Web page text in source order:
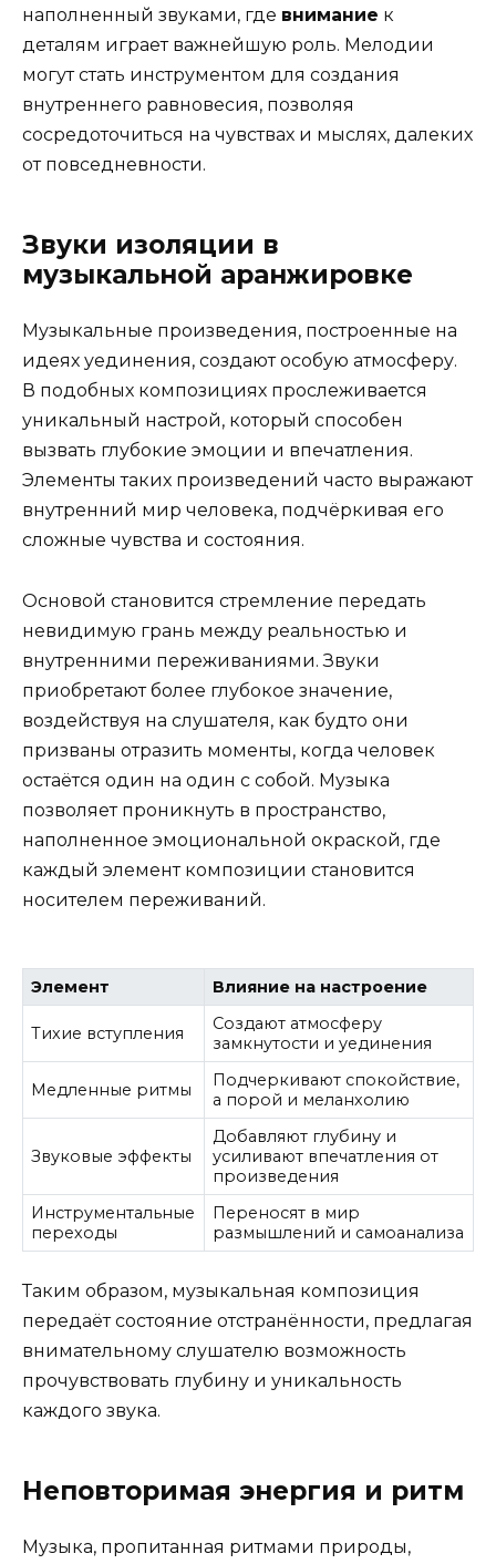
наполненный звуками, где внимание к
деталям играет важнейшую роль. Мелодии
могут стать инструментом для создания
внутреннего равновесия, позволяя
сосредоточиться на чувствах и мыслях, далеких
от повседневности.
Звуки изоляции в
музыкальной аранжировке
Музыкальные произведения, построенные на
идеях уединения, создают особую атмосферу.
В подобных композициях прослеживается
уникальный настрой, который способен
вызвать глубокие эмоции и впечатления.
Элементы таких произведений часто выражают
внутренний мир человека, подчёркивая его
сложные чувства и состояния.
Основой становится стремление передать
невидимую грань между реальностью и
внутренними переживаниями. Звуки
приобретают более глубокое значение,
воздействуя на слушателя, как будто они
призваны отразить моменты, когда человек
остаётся один на один с собой. Музыка
позволяет проникнуть в пространство,
наполненное эмоциональной окраской, где
каждый элемент композиции становится
носителем переживаний.
Элемент Влияние на настроение
Тихие вступления
Создают атмосферу
замкнутости и уединения
Медленные ритмы
Подчеркивают спокойствие,
а порой и меланхолию
Звуковые эффекты
Добавляют глубину и
усиливают впечатления от
произведения
Инструментальные
переходы
Переносят в мир
размышлений и самоанализа
Таким образом, музыкальная композиция
передаёт состояние отстранённости, предлагая
внимательному слушателю возможность
прочувствовать глубину и уникальность
каждого звука.
Неповторимая энергия и ритм
Музыка, пропитанная ритмами природы,